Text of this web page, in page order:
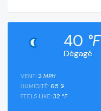
Dégagé
40 °F
VENT:2 MPH
HUMIDITÉ: 65 %
FEELS LIKE:32 °F